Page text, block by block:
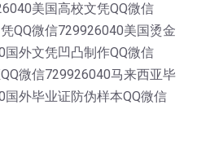
美国高校文凭QQ微信
QQ微信729926040美国烫金
外文凭凹凸制作QQ微信
微信729926040马来西亚毕
国外毕业证防伪样本QQ微信